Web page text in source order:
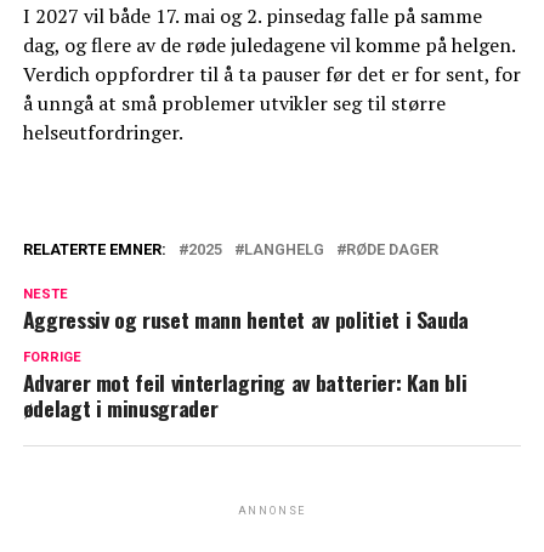
I 2027 vil både 17. mai og 2. pinsedag falle på samme
dag, og flere av de røde juledagene vil komme på helgen.
Verdich oppfordrer til å ta pauser før det er for sent, for
å unngå at små problemer utvikler seg til større
helseutfordringer.
RELATERTE EMNER: 2025 LANGHELG RØDE DAGER
NESTE
Aggressiv og ruset mann hentet av politiet i Sauda
FORRIGE
Advarer mot feil vinterlagring av batterier: Kan bli
ødelagt i minusgrader
ANNONSE